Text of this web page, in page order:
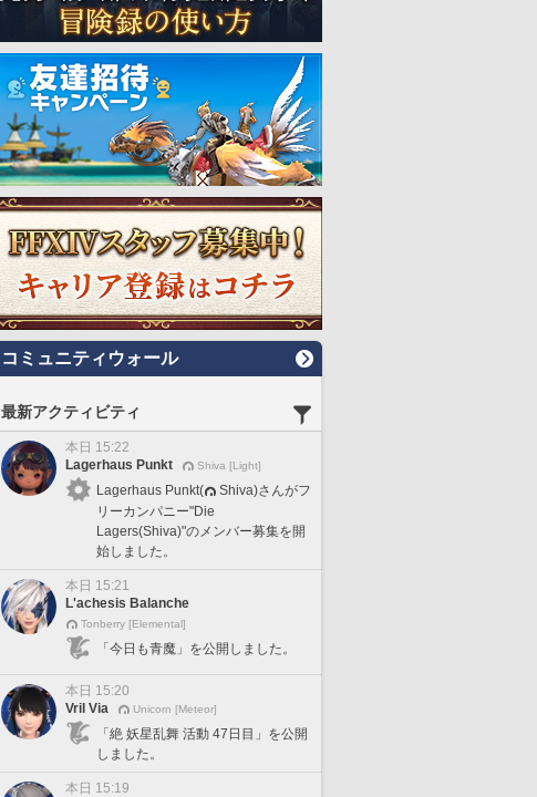
コミュニティウォール
最新アクティビティ
本日 15:22
Lagerhaus Punkt
Shiva [Light]
Lagerhaus Punkt(
Shiva)さんがフ
リーカンパニー"Die
Lagers(Shiva)"のメンバー募集を開
始しました。
本日 15:21
L'achesis Balanche
Tonberry [Elemental]
「今日も青魔」を公開しました。
本日 15:20
Vril Via
Unicorn [Meteor]
「絶 妖星乱舞 活動 47日目」を公開
しました。
本日 15:19